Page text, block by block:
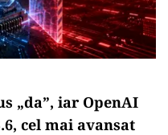
„da”, iar OpenAI
cel mai avansat